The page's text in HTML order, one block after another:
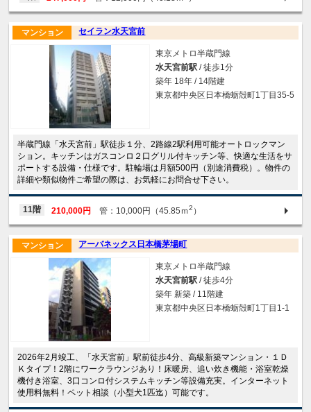
セイラン水天宮前
マンション
東京メトロ半蔵門線
水天宮前駅 / 徒歩1分
築年 18年 / 14階建
東京都中央区日本橋蛎殻町1丁目35-5
半蔵門線「水天宮前」駅徒歩１分、2路線2駅利用可能オートロックマン
ション。キッチンはガスコンロ２口グリル付キッチン等、快適な生活をサ
ポートする設備・仕様です。駐輪場は月額500円（別途消費税）。物件の
詳細や類似物件ご希望の際は、お気軽にお問合せ下さい。
11階 210,000円 管：10,000円（45.85ｍ2 ）
アーバネックス日本橋茅場町
マンション
東京メトロ半蔵門線
水天宮前駅 / 徒歩4分
築年 新築 / 11階建
東京都中央区日本橋蛎殻町1丁目1-1
2026年2月竣工、「水天宮前」駅前徒歩4分、高級新築マンション・１Ｄ
Ｋタイプ！2階にワークラウンジあり！床暖房、追い炊き機能・浴室乾燥
機付き浴室、3口コンロ付システムキッチン等設備充実。インターネット
使用料無料！ペット相談（小型犬1匹迄）可能です。